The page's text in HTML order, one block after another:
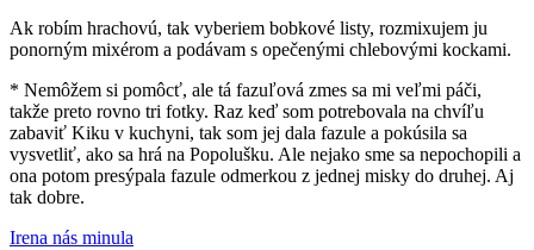
Ak robím hrachovú, tak vyberiem bobkové listy, rozmixujem ju
ponorným mixérom a podávam s opečenými chlebovými kockami.
* Nemôžem si pomôcť, ale tá fazuľová zmes sa mi veľmi páči,
takže preto rovno tri fotky. Raz keď som potrebovala na chvíľu
zabaviť Kiku v kuchyni, tak som jej dala fazule a pokúsila sa
vysvetliť, ako sa hrá na Popolušku. Ale nejako sme sa nepochopili a
ona potom presýpala fazule odmerkou z jednej misky do druhej. Aj
tak dobre.
fazuľahrachpolievka
Post
Previous
Irena nás minula